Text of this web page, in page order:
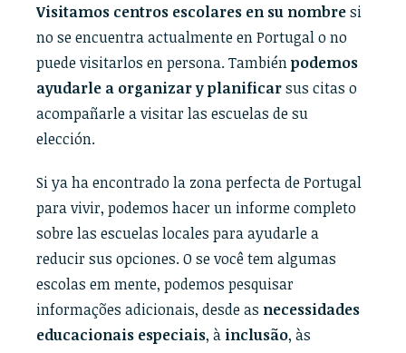
Visitamos centros escolares en su nombresi
no se encuentra actualmente en Portugal o no
puede visitarlos en persona. Tambiénpodemos
ayudarle a organizar y planificarsus citas o
acompañarle a visitar las escuelas de su
elección.
Si ya ha encontrado la zona perfecta de Portugal
para vivir, podemos hacer un informe completo
sobre las escuelas locales para ayudarle a
reducir sus opciones. O se você tem algumas
escolas em mente, podemos pesquisar
informações adicionais, desde as necessidades
educacionais especiais, à inclusão, às